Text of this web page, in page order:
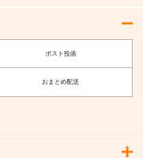
ポスト投函
おまとめ配送